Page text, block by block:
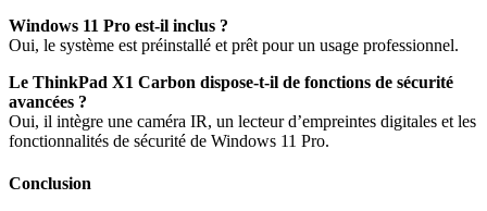
Windows 11 Pro est-il inclus ?
Oui, le système est préinstallé et prêt pour un usage professionnel.
Le ThinkPad X1 Carbon dispose-t-il de fonctions de sécurité
avancées ?
Oui, il intègre une caméra IR, un lecteur d’empreintes digitales et les
fonctionnalités de sécurité de Windows 11 Pro.
Conclusion